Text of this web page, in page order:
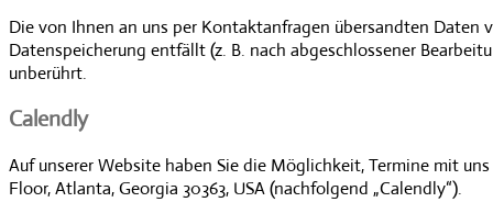
Die von Ihnen an uns per Kontaktanfragen übersandten Daten
Datenspeicherung entfällt (z. B. nach abgeschlossener
unberührt.
Calendly
Auf unserer Website haben Sie die Möglichkeit, Termine mit
Floor, Atlanta, Georgia 30363, USA (nachfolgend „Calendly“).